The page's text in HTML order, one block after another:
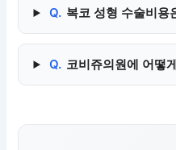
Q. 복코 성형 수술비용
Q. 코비쥬의원에 어떻